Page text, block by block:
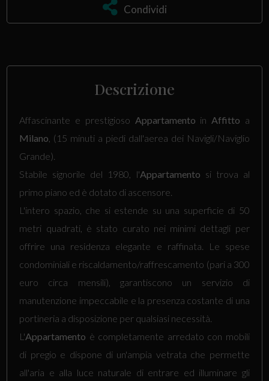
Condividi
Descrizione
Affascinante e prestigioso Appartamento in Affitto a
Milano , (15 minuti a piedi dall'aerea dei Navigli/Naviglio
Grande).
Stabile signorile del 1980, l'Appartamento si trova al
primo piano ed è dotato di ascensore.
L'intero spazio, che si estende su una superficie di 50
metri quadrati, è stato curato nei minimi dettagli per
offrire una residenza elegante e raffinata. Le spese
condominiali e riscaldamento/raffrescamento (pari a 300
euro circa mensili), garantiscono un servizio di
manutenzione impeccabile e la presenza costante di una
portineria a disposizione per qualsiasi necessità.
L'Appartamento è completamente arredato con mobili
di pregio e dispone di un'ampia vetrata che permette
all'aria e alla luce naturale di entrare ed illuminare gli